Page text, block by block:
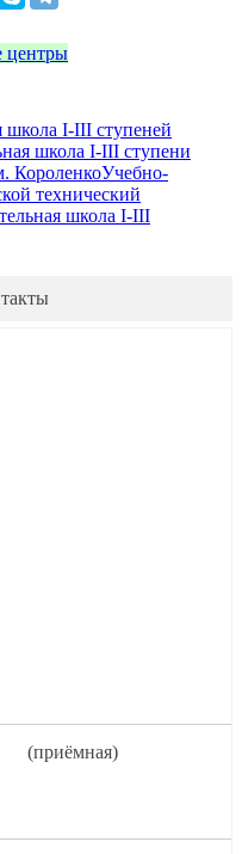
центры
школа I-III ступеней
школа I-III ступени
КороленкоУчебно-
технический
школа I-III
(приёмная)